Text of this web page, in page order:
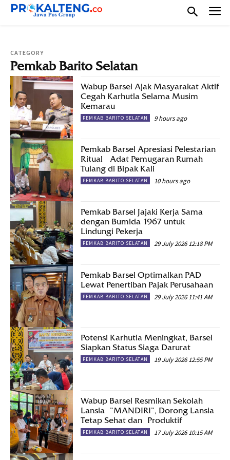
CATEGORY
Pemkab Barito Selatan
Wabup Barsel Ajak Masyarakat Aktif
Cegah Karhutla Selama Musim
Kemarau
PEMKAB BARITO SELATAN 9 hours ago
Pemkab Barsel Apresiasi Pelestarian
Ritual Adat Pemugaran Rumah
Tulang di Bipak Kali
PEMKAB BARITO SELATAN 10 hours ago
Pemkab Barsel Jajaki Kerja Sama
dengan Bumida 1967 untuk
Lindungi Pekerja
PEMKAB BARITO SELATAN 29 July 2026 12:18 PM
Pemkab Barsel Optimalkan PAD
Lewat Penertiban Pajak Perusahaan
PEMKAB BARITO SELATAN 29 July 2026 11:41 AM
Potensi Karhutla Meningkat, Barsel
Siapkan Status Siaga Darurat
PEMKAB BARITO SELATAN 19 July 2026 12:55 PM
Wabup Barsel Resmikan Sekolah
Lansia ”MANDIRI”, Dorong Lansia
Tetap Sehat dan Produktif
PEMKAB BARITO SELATAN 17 July 2026 10:15 AM